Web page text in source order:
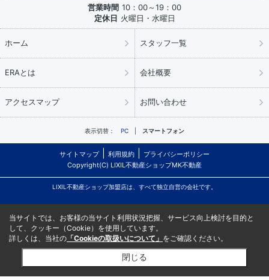
営業時間 10：00～19：00
定休日 火曜日・水曜日
ホーム スタッフ一覧
ERAとは 会社概要
アクセスマップ お問い合わせ
表示切替： PC スマートフォン
サイトマップ 利用規約
プライバシーポリシー
Copyright(C) LIXIL不動産ショップMK不動産
LIXIL不動産ショップ加盟店は、すべて独立自営の会社です。
当サイトでは、お客様の当サイト利用状況把握、サービス向上検討を目的と
して、クッキー（Cookie）を使用しています。
詳しくは、当社の 「Cookieの取扱いについて」 をご確認ください。
閉じる